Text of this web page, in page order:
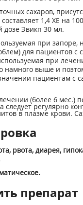
сахаров,
1,4 ХЕ на
дозе Эвикп 30 мл.
при запоре,
для пациентов с
при
намного выше и
пациентам с
(более 6 мес.)
следует регулярно
в плазме крови.
рвота, диарея,
препарат